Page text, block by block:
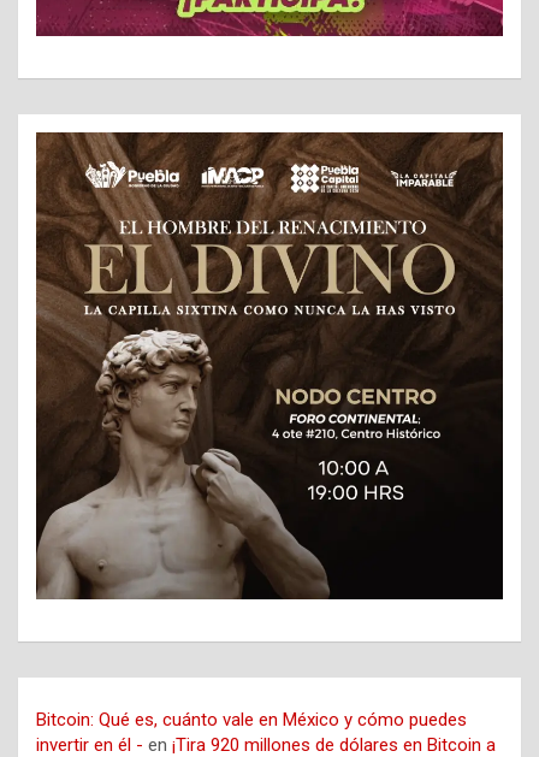
Bitcoin: Qué es, cuánto vale en México y cómo puedes
invertir en él - en ¡Tira 920 millones de dólares en Bitcoin a